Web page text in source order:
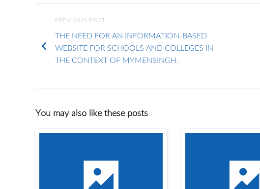
PREVIOUS POST
THE NEED FOR AN INFORMATION-BASED
WEBSITE FOR SCHOOLS AND COLLEGES IN
THE CONTEXT OF MYMENSINGH.
You may also like these posts